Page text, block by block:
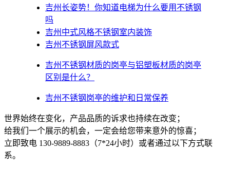
吉州​长姿势！你知道电梯为什么要用不锈钢
吗
吉州中式风格不锈钢室内装饰
吉州不锈钢屏风款式
吉州不锈钢材质的岗亭与铝塑板材质的岗亭
区别是什么？
吉州不锈钢岗亭的维护和日常保养
世界始终在变化，产品品质的诉求也持续在改变；
给我们一个展示的机会，一定会给您带来意外的惊喜；
立即致电 130-9889-8883（7*24小时）或者通过以下方式联
系。